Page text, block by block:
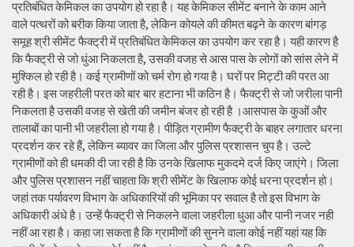
प्रतिबंधित केमिकल का उपयोग हो रहा है। यह केमिकल सीमेंट बनाने के काम आने
वाले पत्थरों को बरीक किया जाता है, लेकिन कोयले की कीमत बढ़ने के कारण बांगड़
समूह श्री सीमेंट फैक्ट्री में प्रतिबंधित केमिकल का उपयोग कर रहा है। यही कारण है
कि फैक्ट्री से जो धुंआ निकलता है, उसकी वजह से आस पास के लोगों को सांस लेने में
मुश्किल हो रही है। कई ग्रामीणों को चर्म रोग हो गया है। घरों पर मिट्टी की परत आ
रही है। इस जहरीली परत को बार बार हटाना भी कठिन है। फैक्ट्री से जो जरीला पानी
निकलता है उसकी वजह से खेती की जमीन बंजर हो रही है ।आसपास के कुओं और
तालाबों का पानी भी जहरीला हो गया है। पीड़ित ग्रामीण फैक्ट्री के बाहर लगातार धरना
प्रदर्शन कर रहे हैं, लेकिन ब्यावर का जिला और पुलिस प्रशासन चुप है। उल्टे
ग्रामीणों को ही धमकी दी जा रही है कि उनके खिलाफ मुकदमे दर्ज किए जाएंगे। जिला
और पुलिस प्रशासन नहीं चाहता कि श्री सीमेंट के खिलाफ कोई धरना प्रदर्शन हो।
जहां तक पर्यावरण विभाग के अधिकारियों की भूमिका पर सवाल है तो इस विभाग के
अधिकारी अंधे है। उन्हें फैक्ट्री से निकलने वाला जहरीला धुआ और पानी नजर नही
नहीं आ रहा है। कहा जा सकता है कि ग्रामीणों की सुनने वाला कोई नहीं यहां यह कि